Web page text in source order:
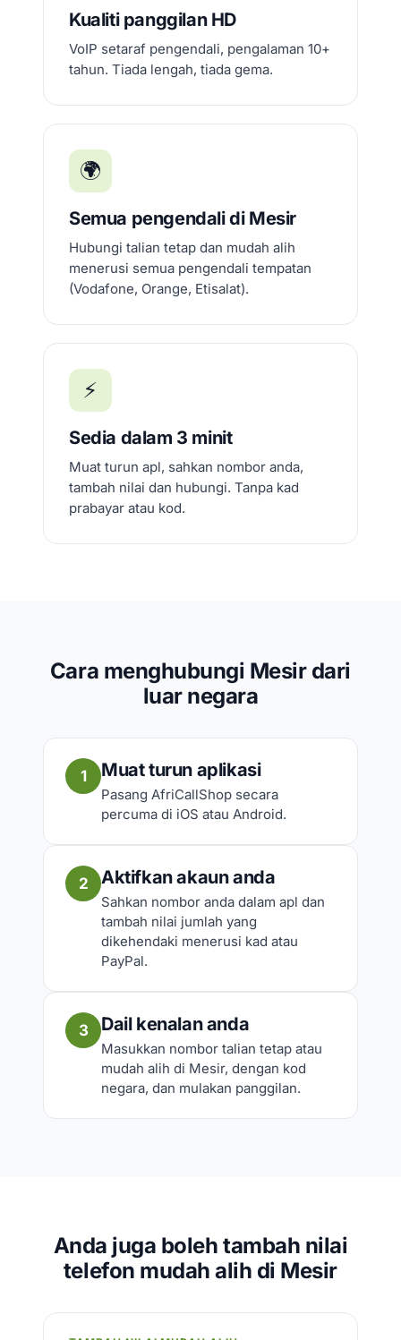
Kualiti panggilan HD
VoIP setaraf pengendali, pengalaman 10+
tahun. Tiada lengah, tiada gema.
🌍
Semua pengendali di Mesir
Hubungi talian tetap dan mudah alih
menerusi semua pengendali tempatan
(Vodafone, Orange, Etisalat).
⚡
Sedia dalam 3 minit
Muat turun apl, sahkan nombor anda,
tambah nilai dan hubungi. Tanpa kad
prabayar atau kod.
Cara menghubungi Mesir dari
luar negara
1 Muat turun aplikasi
Pasang AfriCallShop secara
percuma di iOS atau Android.
2 Aktifkan akaun anda
Sahkan nombor anda dalam apl dan
tambah nilai jumlah yang
dikehendaki menerusi kad atau
PayPal.
3 Dail kenalan anda
Masukkan nombor talian tetap atau
mudah alih di Mesir, dengan kod
negara, dan mulakan panggilan.
Anda juga boleh tambah nilai
telefon mudah alih di Mesir